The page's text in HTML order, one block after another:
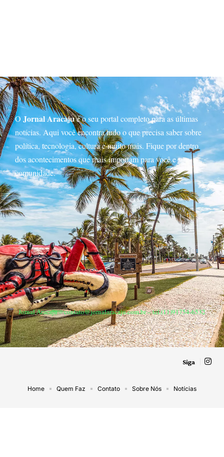
O Jornal Aracajué o seu portal completo para as últimas
notícias. Aqui você encontra tudo o que precisa saber sobre
política, tecnologia, cultura e muito mais. Fique por dentro
dos acontecimentos que mais importam para você e sua
comunidade.
Jornal Aracaju –contato@jornalaracaju.com.br– tel.(11)91754-6532
Siga
Home Quem Faz Contato Sobre Nós Notícias